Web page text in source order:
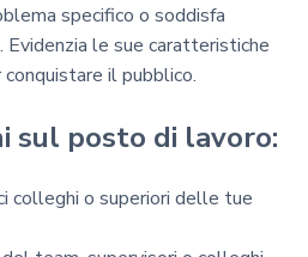
specifico o soddisfa
le sue caratteristiche
il pubblico.
sul posto di lavoro:
colleghi o superiori delle tue